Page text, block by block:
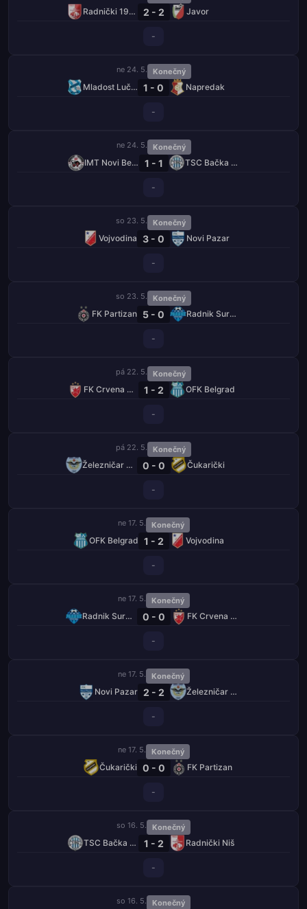
Radnički 1923 2 - 2 Javor
-
ne 24. 5. Konečný
Mladost Lučani 1 - 0 Napredak
-
ne 24. 5. Konečný
IMT Novi Beograd 1 - 1 TSC Bačka Topola
-
so 23. 5. Konečný
Vojvodina 3 - 0 Novi Pazar
-
so 23. 5. Konečný
FK Partizan 5 - 0 Radnik Surdulica
-
pá 22. 5. Konečný
FK Crvena Zvezda 1 - 2 OFK Belgrad
-
pá 22. 5. Konečný
Železničar Pančevo 0 - 0 Čukarički
-
ne 17. 5. Konečný
OFK Belgrad 1 - 2 Vojvodina
-
ne 17. 5. Konečný
Radnik Surdulica 0 - 0 FK Crvena Zvezda
-
ne 17. 5. Konečný
Novi Pazar 2 - 2 Železničar Pančevo
-
ne 17. 5. Konečný
Čukarički 0 - 0 FK Partizan
-
so 16. 5. Konečný
TSC Bačka Topola 1 - 2 Radnički Niš
-
so 16. 5. Konečný